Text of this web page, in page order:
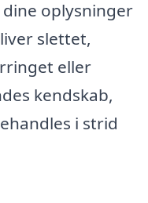
oplysninger
slettet,
eller
kendskab,
i strid